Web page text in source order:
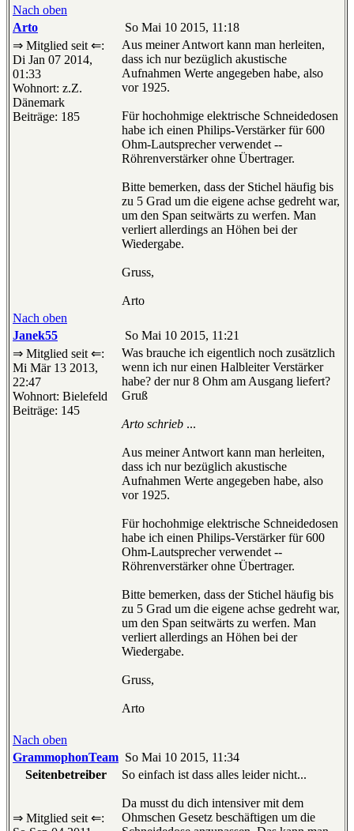
Nach oben
Arto
So Mai 10 2015, 11:18
⇒ Mitglied seit ⇐:
Di Jan 07 2014,
01:33
Wohnort: z.Z.
Dänemark
Beiträge: 185
Aus meiner Antwort kann man herleiten,
dass ich nur bezüglich akustische
Aufnahmen Werte angegeben habe, also
vor 1925.
Für hochohmige elektrische Schneidedosen
habe ich einen Philips-Verstärker für 600
Ohm-Lautsprecher verwendet --
Röhrenverstärker ohne Übertrager.
Bitte bemerken, dass der Stichel häufig bis
zu 5 Grad um die eigene achse gedreht war,
um den Span seitwärts zu werfen. Man
verliert allerdings an Höhen bei der
Wiedergabe.
Gruss,
Arto
Nach oben
Janek55
So Mai 10 2015, 11:21
⇒ Mitglied seit ⇐:
Mi Mär 13 2013,
22:47
Wohnort: Bielefeld
Beiträge: 145
Was brauche ich eigentlich noch zusätzlich
wenn ich nur einen Halbleiter Verstärker
habe? der nur 8 Ohm am Ausgang liefert?
Gruß
Arto schrieb ...
Aus meiner Antwort kann man herleiten,
dass ich nur bezüglich akustische
Aufnahmen Werte angegeben habe, also
vor 1925.
Für hochohmige elektrische Schneidedosen
habe ich einen Philips-Verstärker für 600
Ohm-Lautsprecher verwendet --
Röhrenverstärker ohne Übertrager.
Bitte bemerken, dass der Stichel häufig bis
zu 5 Grad um die eigene achse gedreht war,
um den Span seitwärts zu werfen. Man
verliert allerdings an Höhen bei der
Wiedergabe.
Gruss,
Arto
Nach oben
GrammophonTeam So Mai 10 2015, 11:34
Seitenbetreiber
⇒ Mitglied seit ⇐:
So einfach ist dass alles leider nicht...
Da musst du dich intensiver mit dem
Ohmschen Gesetz beschäftigen um die